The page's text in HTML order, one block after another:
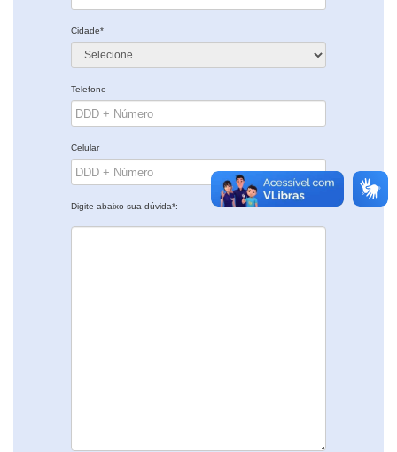
Cidade*
Telefone
Celular
Digite abaixo sua dúvida*: